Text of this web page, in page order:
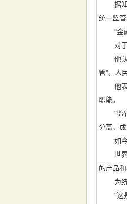
据知情
统一监管
"金融
对于目
他认为
管"。人
他表示
职能。
"监管
分离，
如今再
世界银
的产品和
为统筹
"这是